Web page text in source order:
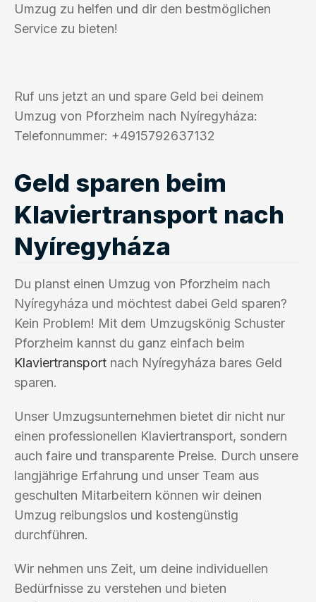
Umzug zu helfen und dir den bestmöglichen
Service zu bieten!
Ruf uns jetzt an und spare Geld bei deinem
Umzug von Pforzheim nach Nyíregyháza:
Telefonnummer: +4915792637132
Geld sparen beim
Klaviertransport nach
Nyíregyháza
Du planst einen Umzug von Pforzheim nach
Nyíregyháza und möchtest dabei Geld sparen?
Kein Problem! Mit dem Umzugskönig Schuster
Pforzheim kannst du ganz einfach beim
Klaviertransport nach Nyíregyháza bares Geld
sparen.
Unser Umzugsunternehmen bietet dir nicht nur
einen professionellen Klaviertransport, sondern
auch faire und transparente Preise. Durch unsere
langjährige Erfahrung und unser Team aus
geschulten Mitarbeitern können wir deinen
Umzug reibungslos und kostengünstig
durchführen.
Wir nehmen uns Zeit, um deine individuellen
Bedürfnisse zu verstehen und bieten